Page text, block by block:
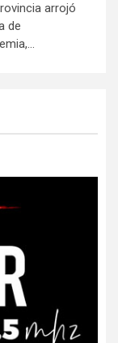
arrojó
de